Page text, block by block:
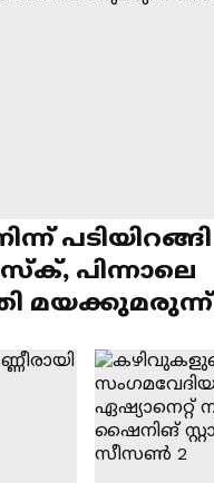
പടിയിറങ്ങി
പിന്നാലെ
മയക്കുമരുന്ന്